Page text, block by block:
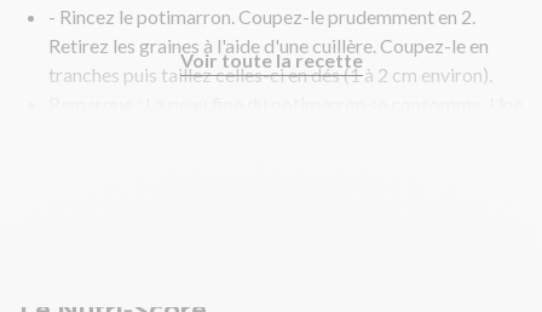
- Rincez le potimarron. Coupez-le prudemment en 2.
Retirez les graines à l'aide d'une cuillère. Coupez-le en
tranches puis taillez celles-ci en dés (1 à 2 cm environ).
Voir toute la recette